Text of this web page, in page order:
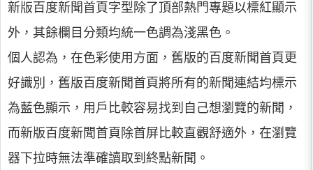
新版百度新聞首頁字型除了頂部熱門專題以標紅顯示
外，其餘欄目分類均統一色調為淺黑色。
個人認為，在色彩使用方面，舊版的百度新聞首頁更
好識別，舊版百度新聞首頁將所有的新聞連結均標示
為藍色顯示，用戶比較容易找到自己想瀏覽的新聞，
而新版百度新聞首頁除首屏比較直觀舒適外，在瀏覽
器下拉時無法準確讀取到終點新聞。